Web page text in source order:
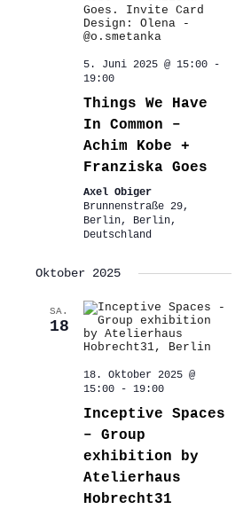
5. Juni 2025 @ 15:00-
19:00
Things We Have
In Common –
Achim Kobe +
Franziska Goes
Axel Obiger
Brunnenstraße 29,
Berlin, Berlin,
Deutschland
Oktober 2025
SA.
18
18. Oktober 2025 @
15:00- 19:00
Inceptive Spaces
– Group
exhibition by
Atelierhaus
Hobrecht31